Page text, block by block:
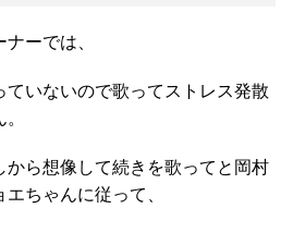
ーでは、
ていないので歌ってストレス発散
から想像して続きを歌ってと岡村
ちゃんに従って、